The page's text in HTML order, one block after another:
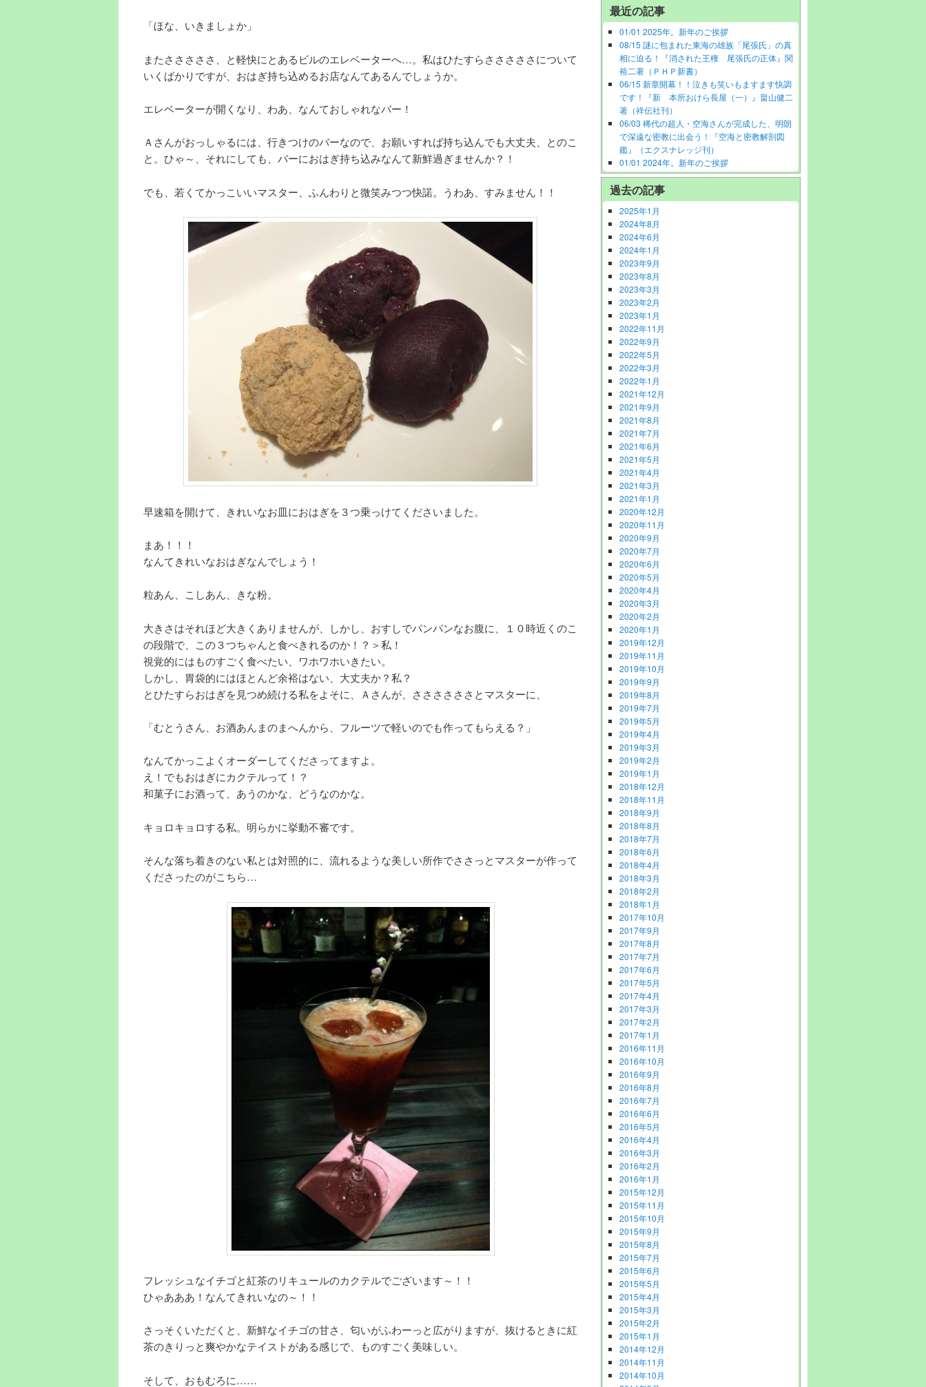
「ほな、いきましょか」
またさささささ、と軽快にとあるビルのエレベーターへ…。私はひたすらさささささについて
いくばかりですが、おはぎ持ち込めるお店なんてあるんでしょうか。
エレベーターが開くなり、わあ、なんておしゃれなバー！
Ａさんがおっしゃるには、行きつけのバーなので、お願いすれば持ち込んでも大丈夫、とのこ
と。ひゃ～、それにしても、バーにおはぎ持ち込みなんて新鮮過ぎませんか？！
でも、若くてかっこいいマスター、ふんわりと微笑みつつ快諾。うわあ、すみません！！
早速箱を開けて、きれいなお皿におはぎを３つ乗っけてくださいました。
まあ！！！
なんてきれいなおはぎなんでしょう！
粒あん、こしあん、きな粉。
大きさはそれほど大きくありませんが、しかし、おすしでパンパンなお腹に、１０時近くのこ
の段階で、この３つちゃんと食べきれるのか！？＞私！
視覚的にはものすごく食べたい、ワホワホいきたい。
しかし、胃袋的にはほとんど余裕はない、大丈夫か？私？
とひたすらおはぎを見つめ続ける私をよそに、Ａさんが、ささささささとマスターに、
「むとうさん、お酒あんまのまへんから、フルーツで軽いのでも作ってもらえる？」
なんてかっこよくオーダーしてくださってますよ。
え！でもおはぎにカクテルって！？
和菓子にお酒って、あうのかな、どうなのかな。
キョロキョロする私。明らかに挙動不審です。
そんな落ち着きのない私とは対照的に、流れるような美しい所作でささっとマスターが作って
くださったのがこちら…
フレッシュなイチゴと紅茶のリキュールのカクテルでございます～！！
ひゃあああ！なんてきれいなの～！！
さっそくいただくと、新鮮なイチゴの甘さ、匂いがふわーっと広がりますが、抜けるときに紅
茶のきりっと爽やかなテイストがある感じで、ものすごく美味しい。
そして、おもむろに……
最近の記事
01/01 2025年。新年のご挨拶
08/15 謎に包まれた東海の雄族「尾張氏」の真
相に迫る！『消された王権 尾張氏の正体』関
裕二著（ＰＨＰ新書）
06/15 新章開幕！！泣きも笑いもますます快調
です！『新 本所おけら長屋（一）』畠山健二
著（祥伝社刊）
06/03 稀代の超人・空海さんが完成した、明朗
で深遠な密教に出会う！『空海と密教解剖図
鑑』（エクスナレッジ刊）
01/01 2024年。新年のご挨拶
過去の記事
2025年1月
2024年8月
2024年6月
2024年1月
2023年9月
2023年8月
2023年3月
2023年2月
2023年1月
2022年11月
2022年9月
2022年5月
2022年3月
2022年1月
2021年12月
2021年9月
2021年8月
2021年7月
2021年6月
2021年5月
2021年4月
2021年3月
2021年1月
2020年12月
2020年11月
2020年9月
2020年7月
2020年6月
2020年5月
2020年4月
2020年3月
2020年2月
2020年1月
2019年12月
2019年11月
2019年10月
2019年9月
2019年8月
2019年7月
2019年5月
2019年4月
2019年3月
2019年2月
2019年1月
2018年12月
2018年11月
2018年9月
2018年8月
2018年7月
2018年6月
2018年4月
2018年3月
2018年2月
2018年1月
2017年10月
2017年9月
2017年8月
2017年7月
2017年6月
2017年5月
2017年4月
2017年3月
2017年2月
2017年1月
2016年11月
2016年10月
2016年9月
2016年8月
2016年7月
2016年6月
2016年5月
2016年4月
2016年3月
2016年2月
2016年1月
2015年12月
2015年11月
2015年10月
2015年9月
2015年8月
2015年7月
2015年6月
2015年5月
2015年4月
2015年3月
2015年2月
2015年1月
2014年12月
2014年11月
2014年10月